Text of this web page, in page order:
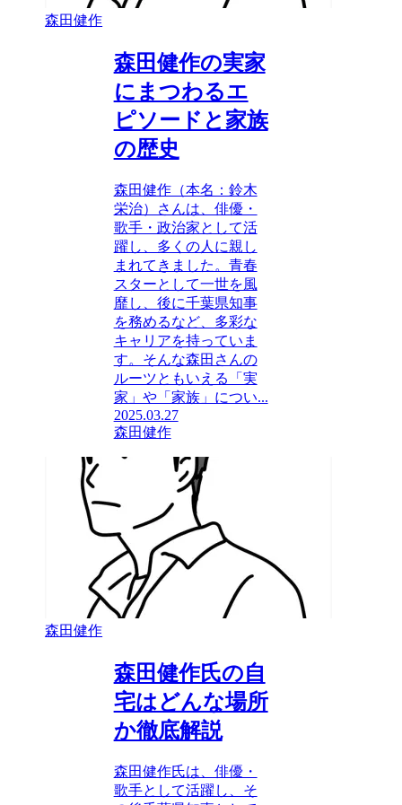
森田健作
森田健作の実家
にまつわるエ
ピソードと家族
の歴史
森田健作（本名：鈴木
栄治）さんは、俳優・
歌手・政治家として活
躍し、多くの人に親し
まれてきました。青春
スターとして一世を風
靡し、後に千葉県知事
を務めるなど、多彩な
キャリアを持っていま
す。そんな森田さんの
ルーツともいえる「実
家」や「家族」につい...
2025.03.27
森田健作
森田健作
森田健作氏の自
宅はどんな場所
か徹底解説
森田健作氏は、俳優・
歌手として活躍し、そ